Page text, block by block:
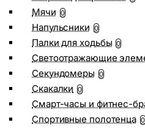
Мячи 0
Напульсники 0
Палки для ходьбы 0
Светоотражающие
Секундомеры 0
Скакалки 0
Смарт-часы и фитнес-
Спортивные полотенца 0